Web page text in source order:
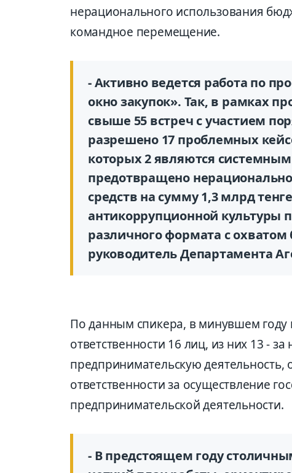
нерационального использования
командное перемещение.
- Активно ведется работа по
окно закупок». Так, в рамках
свыше 55 встреч с участием
разрешено 17 проблемных
которых 2 являются
предотвращено
средств на сумму 1,3 млрд
антикоррупционной культуры
различного формата с охватом
руководитель Департамента
По данным спикера, в минувшем
ответственности 16 лиц, из них 13 -
предпринимательскую
ответственности за осуществление
предпринимательской деятельности.
- В предстоящем году